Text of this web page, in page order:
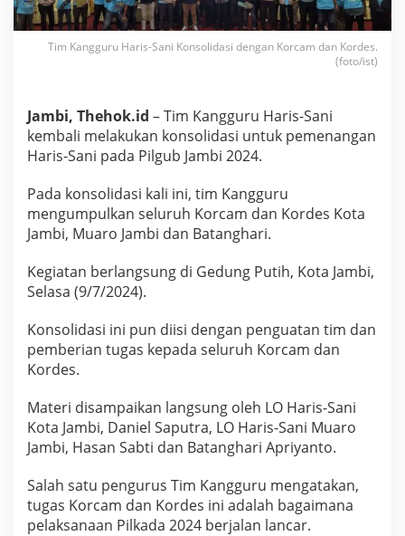
-
S
n
n
s
o
d
a
s
d
e
n
a
n
c
a
m
n
K
o
Tim Kangguru Haris-Sani Konsolidasi dengan Korcam dan Kordes.
(foto/ist)
Jambi, Thehok.id – Tim Kangguru Haris-Sani
kembali melakukan konsolidasi untuk pemenangan
Haris-Sani pada Pilgub Jambi 2024.
Pada konsolidasi kali ini, tim Kangguru
mengumpulkan seluruh Korcam dan Kordes Kota
Jambi, Muaro Jambi dan Batanghari.
Kegiatan berlangsung di Gedung Putih, Kota Jambi,
Selasa (9/7/2024).
Konsolidasi ini pun diisi dengan penguatan tim dan
pemberian tugas kepada seluruh Korcam dan
Kordes.
Materi disampaikan langsung oleh LO Haris-Sani
Kota Jambi, Daniel Saputra, LO Haris-Sani Muaro
Jambi, Hasan Sabti dan Batanghari Apriyanto.
Salah satu pengurus Tim Kangguru mengatakan,
tugas Korcam dan Kordes ini adalah bagaimana
pelaksanaan Pilkada 2024 berjalan lancar.